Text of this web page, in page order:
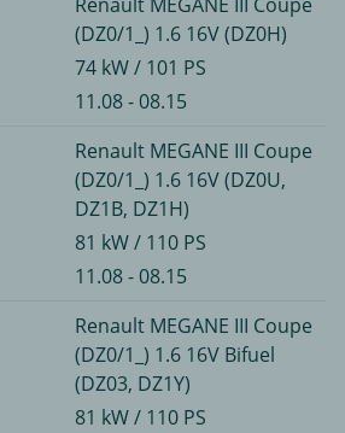
Renault MEGANE III Coupe
(DZ0/1_) 1.6 16V (DZ0H)
74 kW / 101 PS
11.08 - 08.15
Renault MEGANE III Coupe
(DZ0/1_) 1.6 16V (DZ0U,
DZ1B, DZ1H)
81 kW / 110 PS
11.08 - 08.15
Renault MEGANE III Coupe
(DZ0/1_) 1.6 16V Bifuel
(DZ03, DZ1Y)
81 kW / 110 PS